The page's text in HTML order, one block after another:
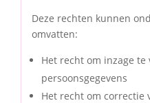
Deze rechten kunnen
omvatten:
Het recht om inzage
persoonsgegevens
Het recht om correctie